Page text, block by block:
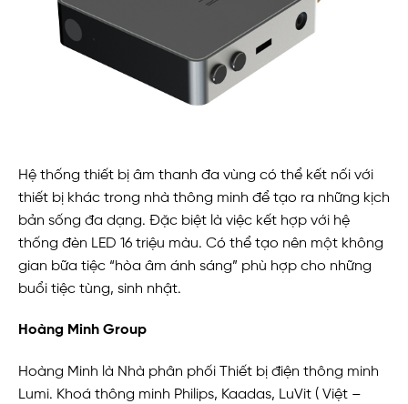
Hệ thống thiết bị âm thanh đa vùng có thể kết nối với
thiết bị khác trong nhà thông minh để tạo ra những kịch
bản sống đa dạng. Đặc biệt là việc kết hợp với hệ
thống đèn LED 16 triệu màu. Có thể tạo nên một không
gian bữa tiệc “hòa âm ánh sáng” phù hợp cho những
buổi tiệc tùng, sinh nhật.
Hoàng Minh Group
Hoàng Minh là Nhà phân phối Thiết bị điện thông minh
Lumi. Khoá thông minh Philips, Kaadas, LuVit ( Việt –